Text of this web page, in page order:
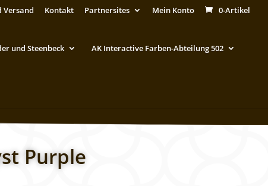
Versand Kontakt Partnersites Mein Konto 0-Artikel
und Steenbeck AK Interactive Farben-Abteilung 502
Purple